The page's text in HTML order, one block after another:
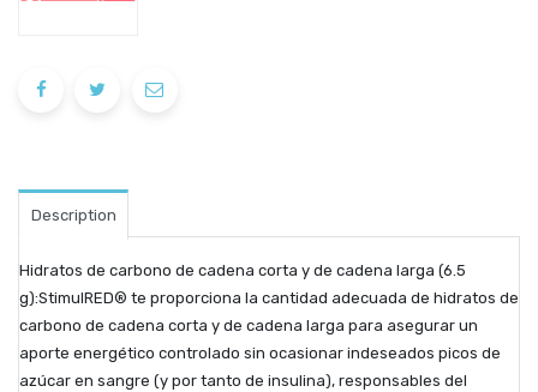
Description
Hidratos de carbono de cadena corta y de cadena larga (6.5
g):StimulRED® te proporciona la cantidad adecuada de hidratos de
carbono de cadena corta y de cadena larga para asegurar un
aporte energético controlado sin ocasionar indeseados picos de
azúcar en sangre (y por tanto de insulina), responsables del